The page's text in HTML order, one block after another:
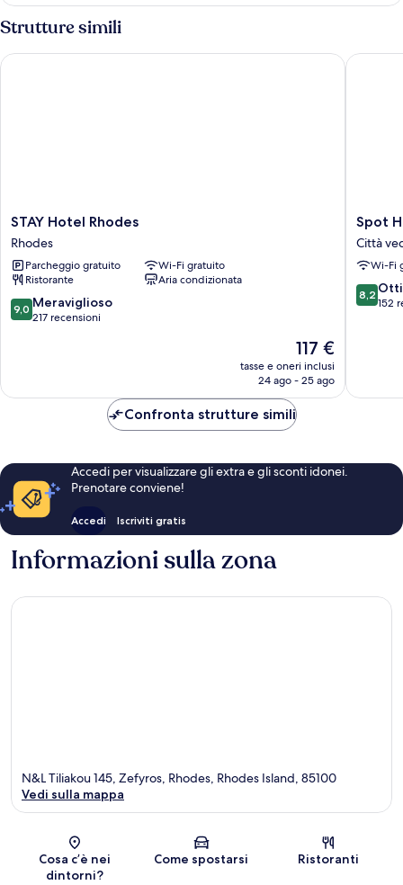
Strutture simili
STAY
Hotel
Rhodes
Rhodes
STAY Hotel Rhodes
Rhodes
Parcheggio gratuito
Wi-Fi gratuito
Ristorante
Aria condizionata
9.0
su
9,0 Meraviglioso
217 recensioni
Il
prezzo
attuale
117 €
117 €
tasse e oneri inclusi
24 ago - 25 ago
STAY Hotel Rhodes
Spot
Hotel
Città
vecchia
di
Rodi
Spot
Città
Wi-Fi
8.2
su
8,2
152
Spot
Confronta strutture simili
Accedi per visualizzare gli extra e gli sconti idonei.
Prenotare conviene!
Accedi Iscriviti gratis
Informazioni sulla zona
Mappa
N&L Tiliakou 145, Zefyros, Rhodes, Rhodes Island, 85100
Vedi sulla mappa
Cosa c’è nei
dintorni?
Come spostarsi Ristoranti